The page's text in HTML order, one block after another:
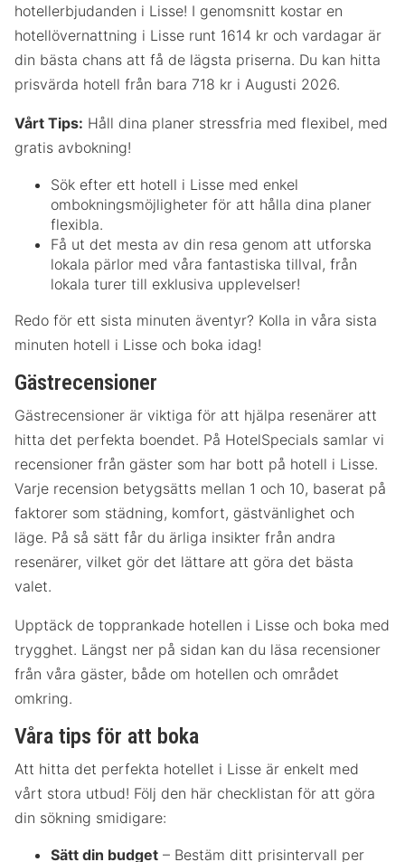
hotellerbjudanden i Lisse! I genomsnitt kostar en
hotellövernattning i Lisse runt 1614 kr och vardagar är
din bästa chans att få de lägsta priserna. Du kan hitta
prisvärda hotell från bara 718 kr i Augusti 2026.
Vårt Tips: Håll dina planer stressfria med flexibel, med
gratis avbokning!
Sök efter ett hotell i Lisse med enkel
ombokningsmöjligheter för att hålla dina planer
flexibla.
Få ut det mesta av din resa genom att utforska
lokala pärlor med våra fantastiska tillval, från
lokala turer till exklusiva upplevelser!
Redo för ett sista minuten äventyr? Kolla in våra sista
minuten hotell i Lisse och boka idag!
Gästrecensioner
Gästrecensioner är viktiga för att hjälpa resenärer att
hitta det perfekta boendet. På HotelSpecials samlar vi
recensioner från gäster som har bott på hotell i Lisse.
Varje recension betygsätts mellan 1 och 10, baserat på
faktorer som städning, komfort, gästvänlighet och
läge. På så sätt får du ärliga insikter från andra
resenärer, vilket gör det lättare att göra det bästa
valet.
Upptäck de topprankade hotellen i Lisse och boka med
trygghet. Längst ner på sidan kan du läsa recensioner
från våra gäster, både om hotellen och området
omkring.
Våra tips för att boka
Att hitta det perfekta hotellet i Lisse är enkelt med
vårt stora utbud! Följ den här checklistan för att göra
din sökning smidigare:
Sätt din budget – Bestäm ditt prisintervall per